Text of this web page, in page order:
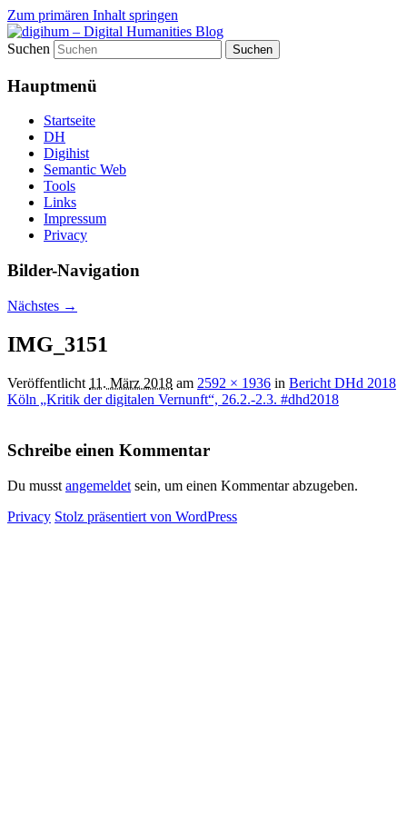
Zum primären Inhalt springen
digihum – Digital Humanities
Blog
fibri (find&bring) goes digital humanities
Suchen
Hauptmenü
Startseite
DH
Digihist
Semantic Web
Tools
Links
Impressum
Privacy
Bilder-Navigation
Nächstes →
IMG_3151
Veröffentlicht 11. März 2018 am 2592 × 1936 in Bericht DHd 2018
Köln „Kritik der digitalen Vernunft“, 26.2.-2.3. #dhd2018
Schreibe einen Kommentar
Du musst angemeldet sein, um einen Kommentar abzugeben.
Privacy Stolz präsentiert von WordPress